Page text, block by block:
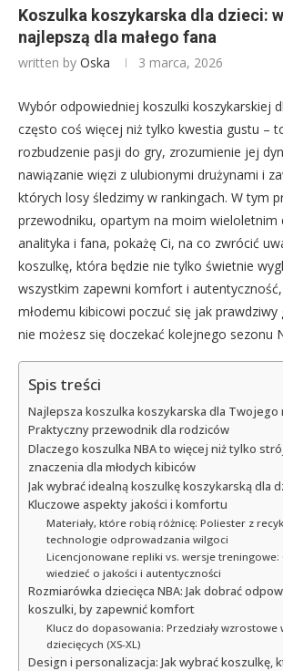
Koszulka koszykarska dla dzieci:
najlepszą dla małego fana
written by Oska 3 marca, 2026
Wybór odpowiedniej koszulki koszykarskiej
często coś więcej niż tylko kwestia gustu –
rozbudzenie pasji do gry, zrozumienie jej
nawiązanie więzi z ulubionymi drużynami i
których losy śledzimy w rankingach. W tym
przewodniku, opartym na moim wieloletnim
analityka i fana, pokażę Ci, na co zwrócić
koszulkę, która będzie nie tylko świetnie
wszystkim zapewni komfort i
młodemu kibicowi poczuć się jak prawdziwy
nie możesz się doczekać kolejnego sezonu
Spis treści
Najlepsza koszulka koszykarska dla Twojego
Praktyczny przewodnik dla rodziców
Dlaczego koszulka NBA to więcej niż tylko
znaczenia dla młodych kibiców
Jak wybrać idealną koszulkę koszykarską dla
Kluczowe aspekty jakości i komfortu
Materiały, które robią różnicę: Poliester z
technologie odprowadzania wilgoci
Licencjonowane repliki vs. wersje treningowe:
wiedzieć o jakości i autentyczności
Rozmiarówka dziecięca NBA: Jak dobrać
koszulki, by zapewnić komfort
Klucz do dopasowania: Przedziały wzrostowe
dziecięcych (XS-XL)
Design i personalizacja: Jak wybrać koszulkę,